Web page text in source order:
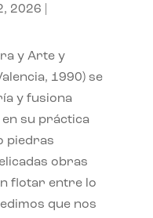
2026
y Arte y
1990) se
y fusiona
su práctica
piedras
obras
flotar entre lo
que nos